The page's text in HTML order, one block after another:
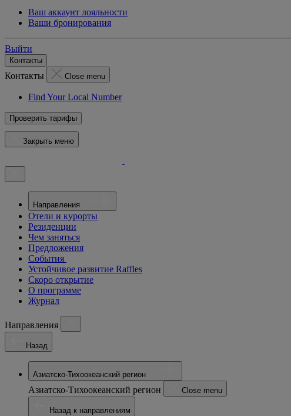
Ваш аккаунт лояльности
Ваши бронирования
Выйти
Контакты
Контакты Close menu
Find Your Local Number
Проверить тарифы
Закрыть меню
Направления
Отели и курорты
Резиденции
Чем заняться
Предложения
События
Устойчивое развитие Raffles
Скоро открытие
О программе
Журнал
Направления
Назад
Азиатско-Тихоокеанский регион
Азиатско-Тихоокеанский регион Close menu
Назад к направлениям